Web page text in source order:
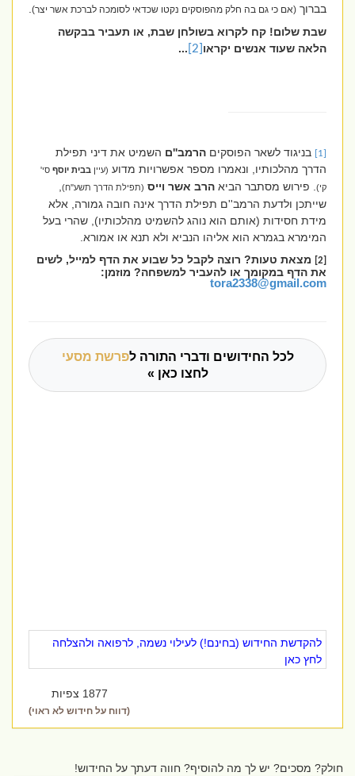
בברוך(אם כי גם בה חלק מהפוסקים נקטו שכדאי לסומכה לברכת אשר יצר).
שבת שלום! קח לקרוא בשולחן שבת, או תעביר בבקשה
הלאה שעוד אנשים יקראו[2]
...
בניגוד לשאר הפוסקיםהרמב''םהשמיט את דיני תפילת
הדרך מהלכותיו, ונאמרו מספר אפשרויות מדוע(עייןבבית יוסףסי'
. פירוש מסתבר הביאהרב אשר וייס (תפילת הדרך תשע''ח),
שייתכן ולדעת הרמב''ם תפילת הדרך אינה חובה גמורה, אלא
מידת חסידות (אותם הוא נוהג להשמיט מהלכותיו), שהרי בעל
המימרא בגמרא הוא אליהו הנביא ולא תנא או אמורא.
מצאת טעות? רוצה לקבל כל שבוע את הדף למייל, לשים
את הדף במקומך או להעביר למשפחה? מוזמן:
tora2338@gmail.com
לכל החידושים ודברי התורה לפרשת מסעי
לחצו כאן »
להקדשת החידוש (בחינם!) לעילוי נשמה, לרפואה ולהצלחה
לחץ כאן
1877 צפיות
(דווח על חידוש לא ראוי)
חולק? מסכים? יש לך מה להוסיף? חווה דעתך על החידוש!